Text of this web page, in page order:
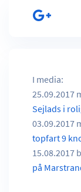
I media:
25.09.2017
Sejlads i
03.09.2017
topfart 9
15.08.2017
på